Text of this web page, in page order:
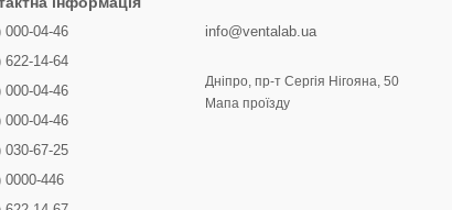
000-04-46
622-14-64
000-04-46
000-04-46
030-67-25
0000-446
info@ventalab.ua
Дніпро, пр-т Сергія Нігояна, 50
Мапа проїзду